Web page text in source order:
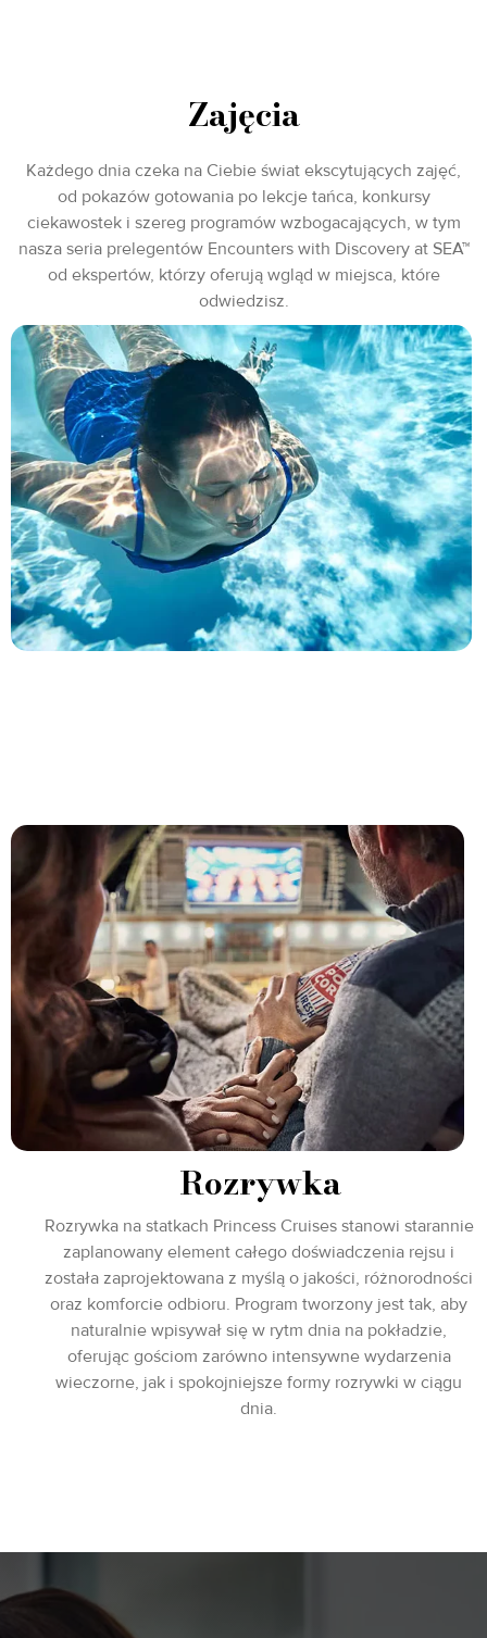
Zajęcia
Każdego dnia czeka na Ciebie świat ekscytujących zajęć,
od pokazów gotowania po lekcje tańca, konkursy
ciekawostek i szereg programów wzbogacających, w tym
nasza seria prelegentów Encounters with Discovery at SEA™
od ekspertów, którzy oferują wgląd w miejsca, które
odwiedzisz.
Rozrywka
Rozrywka na statkach Princess Cruises stanowi starannie
zaplanowany element całego doświadczenia rejsu i
została zaprojektowana z myślą o jakości, różnorodności
oraz komforcie odbioru. Program tworzony jest tak, aby
naturalnie wpisywał się w rytm dnia na pokładzie,
oferując gościom zarówno intensywne wydarzenia
wieczorne, jak i spokojniejsze formy rozrywki w ciągu
dnia.